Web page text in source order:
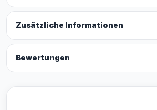
Zusätzliche Informationen
Bewertungen